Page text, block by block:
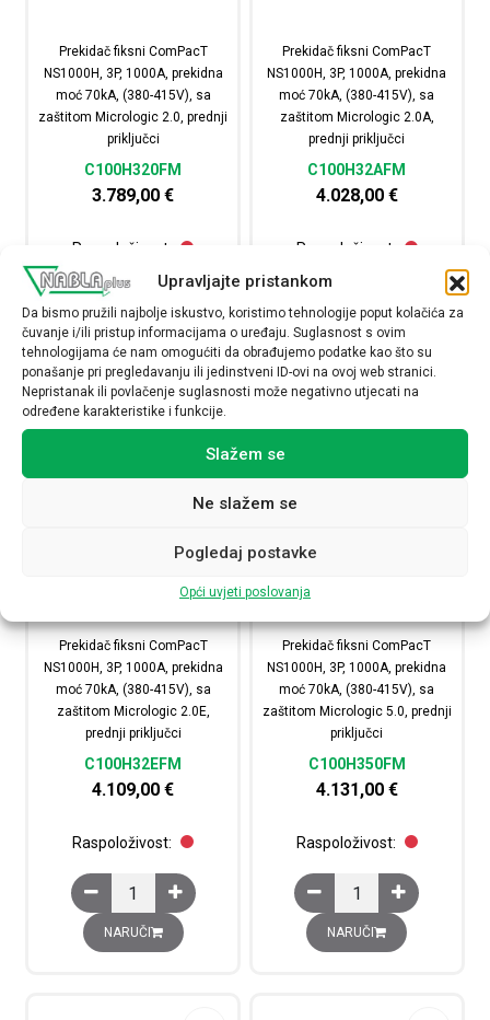
Upravljajte pristankom
Da bismo pružili najbolje iskustvo, koristimo tehnologije poput kolačića za
čuvanje i/ili pristup informacijama o uređaju. Suglasnost s ovim
tehnologijama će nam omogućiti da obrađujemo podatke kao što su
ponašanje pri pregledavanju ili jedinstveni ID-ovi na ovoj web stranici.
Nepristanak ili povlačenje suglasnosti može negativno utjecati na
određene karakteristike i funkcije.
Slažem se
Ne slažem se
Pogledaj postavke
Opći uvjeti poslovanja
Prekidač fiksni ComPacT
NS1000H, 3P, 1000A, prekidna
moć 70kA, (380-415V), sa
zaštitom Micrologic 2.0, prednji
priključci
C100H320FM
3.789,00€
Raspoloživost:
Prekidač fiksni ComPacT NS1000H, 3P, 1000A,
NARUČI
Prekidač fiksni ComPacT
NS1000H, 3P, 1000A, prekidna
moć 70kA, (380-415V), sa
zaštitom Micrologic 2.0A,
prednji priključci
C100H32AFM
4.028,00 €
Raspoloživost:
Prekidač fiksni
NARUČI
Prekidač fiksni ComPacT
NS1000H, 3P, 1000A, prekidna
moć 70kA, (380-415V), sa
zaštitom Micrologic 2.0E,
prednji priključci
C100H32EFM
4.109,00€
Raspoloživost:
Prekidač fiksni ComPacT NS1000H, 3P, 1000A,
NARUČI
Prekidač fiksni ComPacT
NS1000H, 3P, 1000A, prekidna
moć 70kA, (380-415V), sa
zaštitom Micrologic 5.0, prednji
priključci
C100H350FM
4.131,00 €
Raspoloživost:
Prekidač fiksni
NARUČI